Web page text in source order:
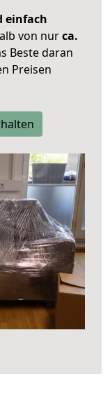
einfach
von nurca.
Beste daran
Preisen